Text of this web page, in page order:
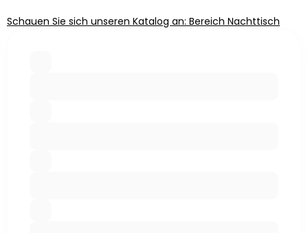
Schauen Sie sich unseren Katalog an: Bereich Nachttisch